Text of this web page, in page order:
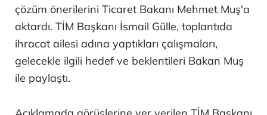
çözüm önerilerini Ticaret Bakanı Mehmet Muş'a
aktardı. TİM Başkanı İsmail Gülle, toplantıda
ihracat ailesi adına yaptıkları çalışmaları,
gelecekle ilgili hedef ve beklentileri Bakan Muş
ile paylaştı.